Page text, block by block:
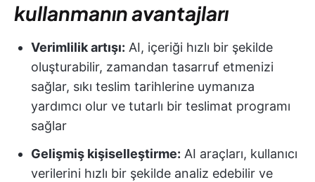
kullanmanın avantajları
Verimlilik artışı: AI, içeriği hızlı bir şekilde
oluşturabilir, zamandan tasarruf etmenizi
sağlar, sıkı teslim tarihlerine uymanıza
yardımcı olur ve tutarlı bir teslimat programı
sağlar
Gelişmiş kişiselleştirme: AI araçları, kullanıcı
verilerini hızlı bir şekilde analiz edebilir ve